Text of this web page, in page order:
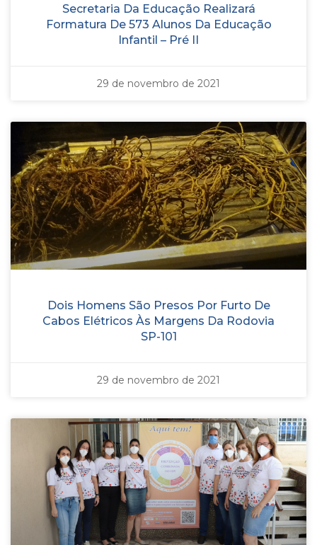
Secretaria Da Educação Realizará
Formatura De 573 Alunos Da Educação
Infantil – Pré II
29 de novembro de 2021
Dois Homens São Presos Por Furto De
Cabos Elétricos Às Margens Da Rodovia
SP-101
29 de novembro de 2021